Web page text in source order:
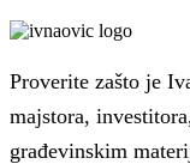
Proverite zašto je
majstora,
građevinskim